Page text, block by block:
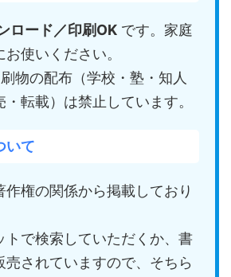
ロード／印刷OK です。家庭
使いください。
物の配布（学校・塾・知人
転載）は禁止しています。
いて
権の関係から掲載しており
で検索していただくか、書
売されていますので、そちら